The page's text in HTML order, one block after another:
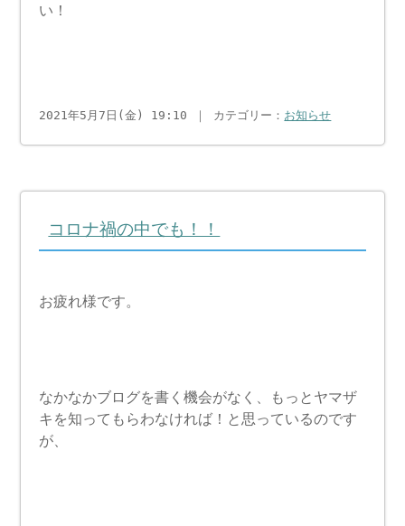
い！
2021年5月7日(金) 19:10 ｜ カテゴリー： お知らせ
コロナ禍の中でも！！
お疲れ様です。
なかなかブログを書く機会がなく、もっとヤマザ
キを知ってもらわなければ！と思っているのです
が、